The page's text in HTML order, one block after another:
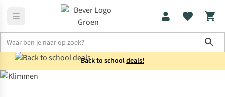
Back to schooldeals!
Klimmen